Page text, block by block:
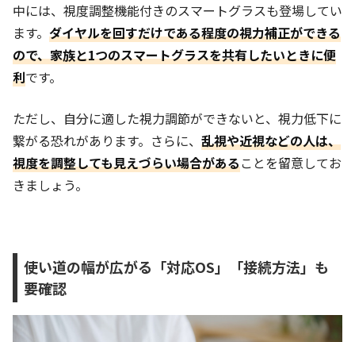
中には、視度調整機能付きのスマートグラスも登場してい
ます。 ダイヤルを回すだけである程度の視力補正ができる
ので、家族と1つのスマートグラスを共有したいときに便
利です。
ただし、自分に適した視力調節ができないと、視力低下に
繋がる恐れがあります。さらに、 乱視や近視などの人は、
視度を調整しても見えづらい場合があることを留意してお
きましょう。
使い道の幅が広がる「対応OS」「接続方法」も
要確認